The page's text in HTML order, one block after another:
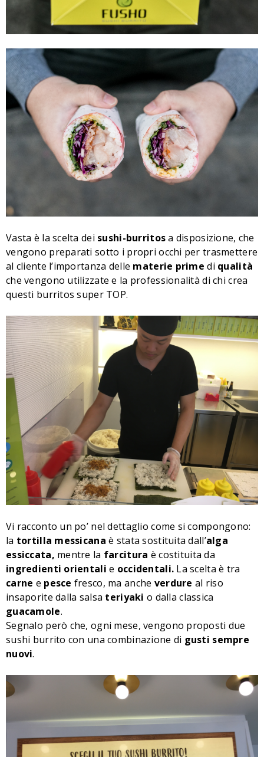
Vasta è la scelta dei sushi-burritosa disposizione, che
vengono preparati sotto i propri occhi per trasmettere
al cliente l’importanza delle materie prime di qualità
che vengono utilizzate e la professionalità di chi crea
questi burritos super TOP.
Vi racconto un po’ nel dettaglio come si compongono:
la tortilla messicana è stata sostituita dall’alga
essiccata, mentre la farcitura è costituita da
ingredienti orientalie occidentali. La scelta è tra
carne e pesce fresco, ma anche verdure al riso
insaporite dalla salsa teriyaki o dalla classica
guacamole.
Segnalo però che, ogni mese, vengono proposti due
sushi burrito con una combinazione di gusti sempre
nuovi.